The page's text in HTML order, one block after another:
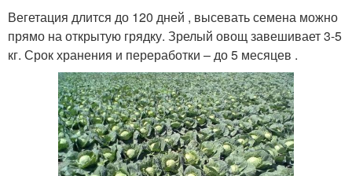
Вегетация длится до 120 дней , высевать семена можно
прямо на открытую грядку. Зрелый овощ завешивает 3-5
кг. Срок хранения и переработки – до 5 месяцев .